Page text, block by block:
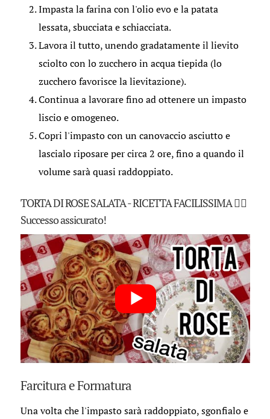
Impasta la farina con l'olio evo e la patata
lessata, sbucciata e schiacciata.
Lavora il tutto, unendo gradatamente il lievito
sciolto con lo zucchero in acqua tiepida (lo
zucchero favorisce la lievitazione).
Continua a lavorare fino ad ottenere un impasto
liscio e omogeneo.
Copri l'impasto con un canovaccio asciutto e
lascialo riposare per circa 2 ore, fino a quando il
volume sarà quasi raddoppiato.
TORTA DI ROSE SALATA - RICETTA FACILISSIMA ✌🏻
Successo assicurato!
Farcitura e Formatura
Una volta che l'impasto sarà raddoppiato, sgonfialo e